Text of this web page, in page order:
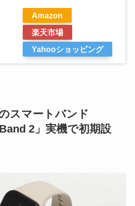
Amazon
楽天市場
Yahooショッピング
スマートバンド
2」実機で初期設